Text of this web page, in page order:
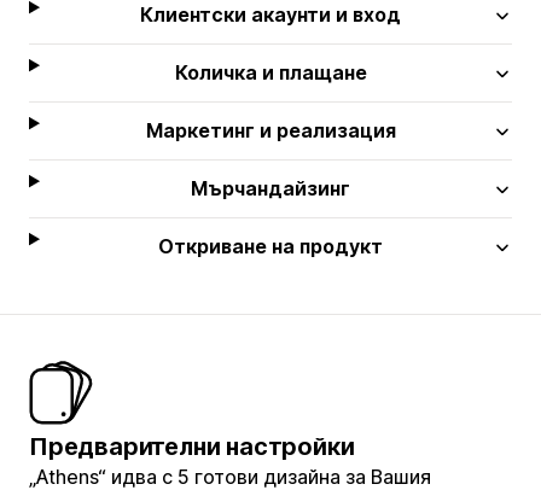
Клиентски акаунти и вход
Количка и плащане
Маркетинг и реализация
Мърчандайзинг
Откриване на продукт
Предварителни настройки
„Athens“ идва с 5 готови дизайна за Вашия